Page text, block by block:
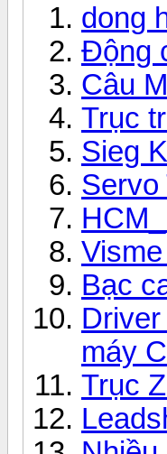
dong
Động
Câu
Trục
Sieg
Servo
Bạc
máy
Trục